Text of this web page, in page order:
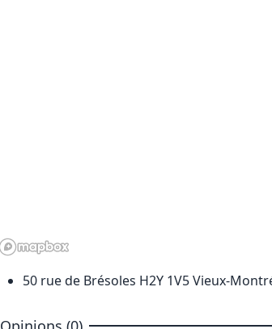
50 rue de Brésoles H2Y 1V5 Vieux-